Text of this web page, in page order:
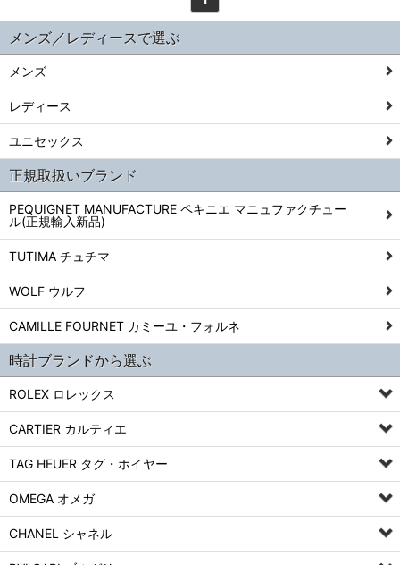
メンズ／レディースで選ぶ
メンズ
レディース
ユニセックス
正規取扱いブランド
PEQUIGNET MANUFACTURE ペキニエ マニュファクチュー
ル(正規輸入新品)
TUTIMA チュチマ
WOLF ウルフ
CAMILLE FOURNET カミーユ・フォルネ
時計ブランドから選ぶ
ROLEX ロレックス
CARTIER カルティエ
TAG HEUER タグ・ホイヤー
OMEGA オメガ
CHANEL シャネル